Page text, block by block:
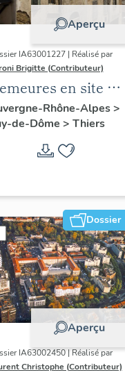
Aperçu
IA63001227 | Réalisé par
Brigitte (Contributeur)
en site de
Rhône-Alpes>
de-Dôme > Thiers
Dossier
Aperçu
IA63002450 | Réalisé par
Christophe (Contributeur)